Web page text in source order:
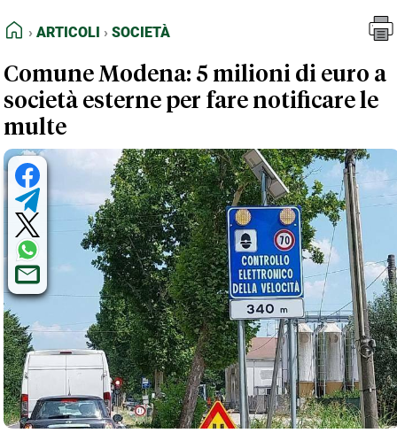
FEED RSS
NORMATIVE DEONTOLOGICHE
TERMINI e CONDIZIONI
HOME
ARTICOLI SOCIETÀ
Comune Modena: 5 milioni di euro a
società esterne per fare notificare le
multe